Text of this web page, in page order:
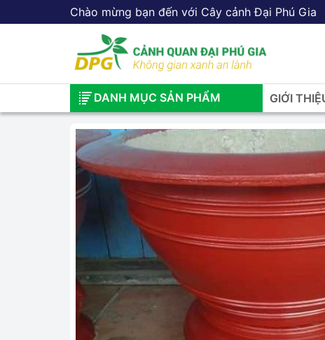
Chào mừng bạn đến với Cây cảnh Đại Phú Gia
DANH MỤC SẢN PHẨM GIỚI